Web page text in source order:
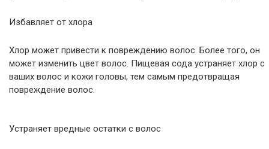
Избавляет от хлора
Хлор может привести к повреждению волос. Более того, он
может изменить цвет волос. Пищевая сода устраняет хлор с
ваших волос и кожи головы, тем самым предотвращая
повреждение волос.
Устраняет вредные остатки с волос